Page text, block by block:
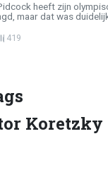
heeft zijn
maar dat was duidelijk
419
Koretzky